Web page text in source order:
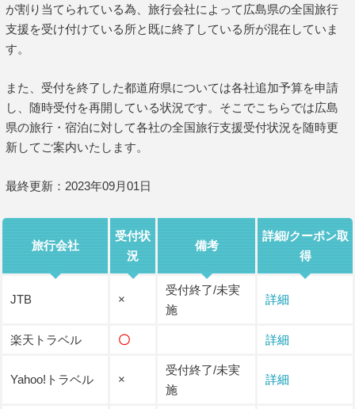
が割り当てられている為、旅行会社によって広島県の全国旅行
支援を受け付けている所と既に終了している所が混在していま
す。
また、受付を終了した都道府県については各社追加予算を申請
し、随時受付を再開している状況です。そこでこちらでは広島
県の旅行・宿泊に対して各社の全国旅行支援受付状況を随時更
新してご案内いたします。
最終更新：2023年09月01日
旅行会社
受付状
況
備考
詳細/クーポン取
得
JTB ×
受付終了/未実
施
詳細
楽天トラベル 〇 詳細
Yahoo!トラベル ×
受付終了/未実
施
詳細